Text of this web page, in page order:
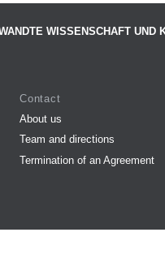
WISSENSCHAFT UND
Contact
About us
Team and directions
Termination of an Agreement